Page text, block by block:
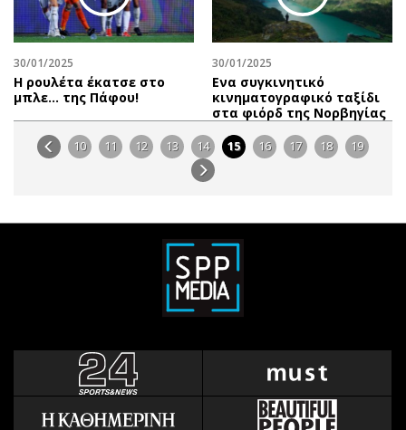
30/01/2025
Η ρουλέτα έκατσε στο
μπλε… της Πάφου!
30/01/2025
Ενα συγκινητικό
κινηματογραφικό ταξίδι
στα φιόρδ της Νορβηγίας
10 11 12 13 14 15 16 17 18 19